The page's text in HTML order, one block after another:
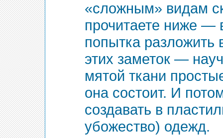
«сложным» видам
прочитаете ниже —
попытка разложить
этих заметок —
мятой ткани
она состоит. И
создавать в
убожество) одежд.